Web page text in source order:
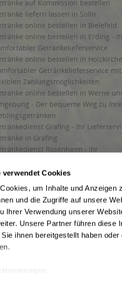
verwendet Cookies
um Inhalte und
und die Zugriffe auf unsere
Ihrer Verwendung unserer
Unsere Partner führen
ihnen bereitgestellt haben
auf Kommission bestellen
liefern lassen in Solln
online bestellen in Bielefeld
online bestellen in Erding -
Getränkelieferservice
online bestellen in
Getränkelieferservice mit
Zahlungsmöglichkeiten
online bestellen in Werne
- Der bequeme Weg zu
Grafing - Ihr
in Grafing
Rosenheim - Ihr
Umgebung
in Starnberg
für Getränke
liefern Getränke